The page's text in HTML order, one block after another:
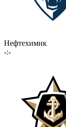
Нефтехимик
-:-